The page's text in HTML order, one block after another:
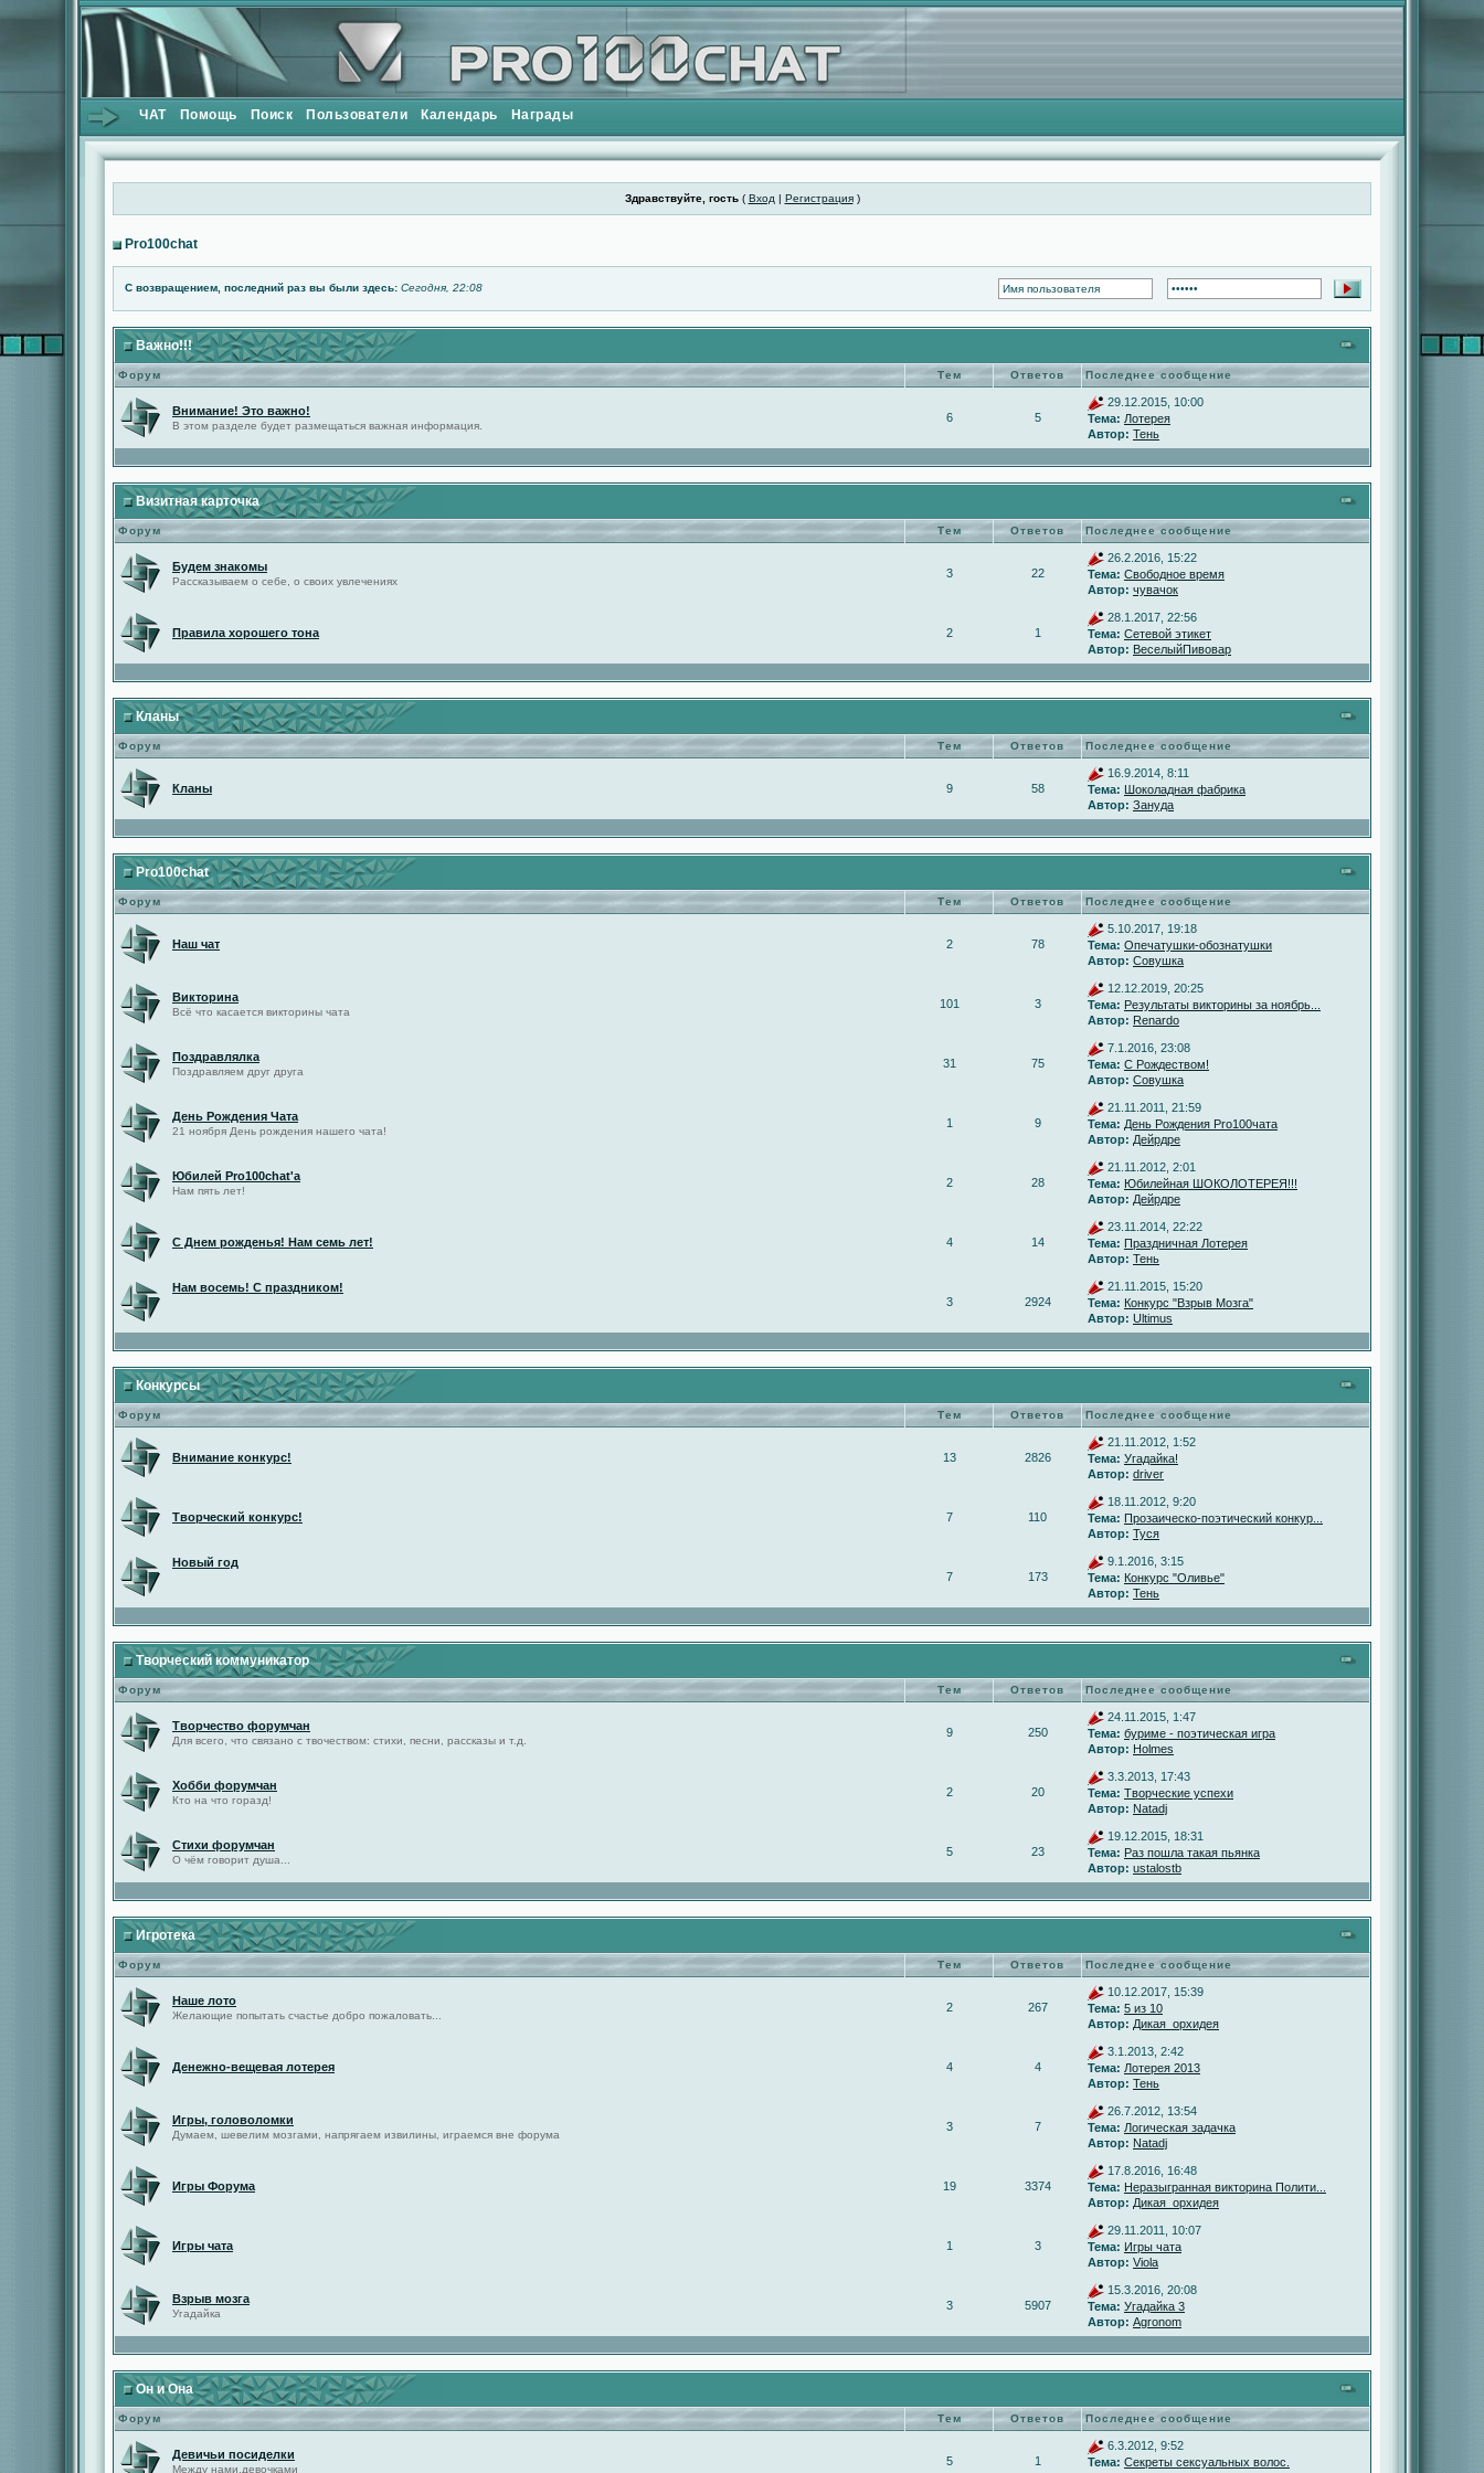
ЧАТ Помощь Поиск Пользователи Календарь Награды
Здравствуйте, гость( Вход | Регистрация)
Pro100chat
С возвращением, последний раз вы были здесь: Сегодня, 22:08
Важно!!!
Форум Тем Ответов Последнее сообщение
Внимание! Это важно!
В этом разделе будет размещаться важная информация.
6 5
29.12.2015, 10:00
Тема: Лотерея
Автор: Тень
Визитная карточка
Форум Тем Ответов Последнее сообщение
Будем знакомы
Рассказываем о себе, о своих увлечениях
3 22
26.2.2016, 15:22
Тема: Свободное время
Автор: чувачок
Правила хорошего тона 2 1
28.1.2017, 22:56
Тема: Сетевой этикет
Автор: ВеселыйПивовар
Кланы
Форум Тем Ответов Последнее сообщение
Кланы 9 58
16.9.2014, 8:11
Тема: Шоколадная фабрика
Автор: Зануда
Pro100chat
Форум Тем Ответов Последнее сообщение
Наш чат 2 78
5.10.2017, 19:18
Тема: Опечатушки-обознатушки
Автор: Совушка
Викторина
Всё что касается викторины чата
101 3
12.12.2019, 20:25
Тема: Результаты викторины за ноябрь...
Автор: Renardo
Поздравлялка
Поздравляем друг друга
31 75
7.1.2016, 23:08
Тема: С Рождеством!
Автор: Совушка
День Рождения Чата
21 ноября День рождения нашего чата!
1 9
21.11.2011, 21:59
Тема: День Рождения Pro100чата
Автор: Дейрдре
Юбилей Pro100chat'а
Нам пять лет!
2 28
21.11.2012, 2:01
Тема: Юбилейная ШОКОЛОТЕРЕЯ!!!
Автор: Дейрдре
С Днем рожденья! Нам семь лет! 4 14
23.11.2014, 22:22
Тема: Праздничная Лотерея
Автор: Тень
Нам восемь! С праздником!
3
2924
21.11.2015, 15:20
Тема: Конкурс "Взрыв Мозга"
Автор: Ultimus
Конкурсы
Форум Тем Ответов Последнее сообщение
Внимание конкурс! 13 2826
21.11.2012, 1:52
Тема: Угадайка!
Автор: driver
Творческий конкурс! 7 110
18.11.2012, 9:20
Тема: Прозаическо-поэтический конкур...
Автор: Туся
Новый год
7
173
9.1.2016, 3:15
Тема: Конкурс "Оливье"
Автор: Тень
Творческий коммуникатор
Форум Тем Ответов Последнее сообщение
Творчество форумчан
Для всего, что связано с твочеством: стихи, песни, рассказы и т.д.
9 250
24.11.2015, 1:47
Тема: буриме - поэтическая игра
Автор: Holmes
Хобби форумчан
Кто на что горазд!
2 20
3.3.2013, 17:43
Тема: Творческие успехи
Автор: Natadj
Стихи форумчан
О чём говорит душа...
5 23
19.12.2015, 18:31
Тема: Раз пошла такая пьянка
Автор: ustalostb
Игротека
Форум Тем Ответов Последнее сообщение
Наше лото
Желающие попытать счастье добро пожаловать...
2 267
10.12.2017, 15:39
Тема: 5 из 10
Автор: Дикая_орхидея
Денежно-вещевая лотерея 4 4
3.1.2013, 2:42
Тема: Лотерея 2013
Автор: Тень
Игры, головоломки
Думаем, шевелим мозгами, напрягаем извилины, играемся вне форума
3 7
26.7.2012, 13:54
Тема: Логическая задачка
Автор: Natadj
Игры Форума 19 3374
17.8.2016, 16:48
Тема: Неразыгранная викторина Полити...
Автор: Дикая_орхидея
Игры чата 1 3
29.11.2011, 10:07
Тема: Игры чата
Автор: Viola
Взрыв мозга
Угадайка
3 5907
15.3.2016, 20:08
Тема: Угадайка 3
Автор: Agronom
Он и Она
Форум Тем Ответов Последнее сообщение
Девичьи посиделки
Между нами,девочками
5 1
6.3.2012, 9:52
Тема: Секреты сексуальных волос.